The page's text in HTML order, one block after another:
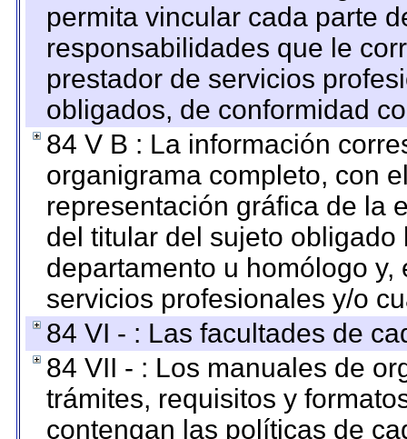
permita vincular cada parte
responsabilidades que le
prestador de servicios
obligados, de conformidad
84 V B : La información
organigrama completo, con
representación gráfica de la
del titular del sujeto
departamento u homólogo
servicios profesionales y/o
84 VI - : Las facultades de
84 VII - : Los manuales de
trámites, requisitos y
contengan las políticas de